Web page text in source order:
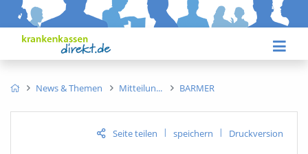
News & Themen Mitteilun BARMER
Seite teilen | speichern | Druckversion